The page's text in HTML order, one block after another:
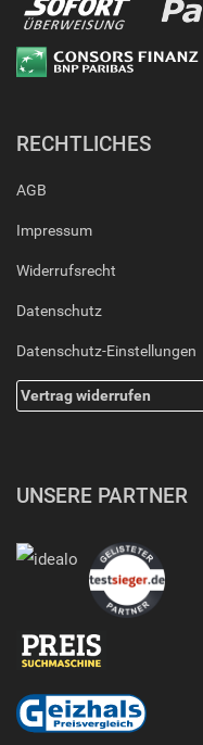
RECHTLICHES
AGB
Impressum
Widerrufsrecht
Datenschutz
Datenschutz-Einstellungen
Vertrag widerrufen
UNSERE PARTNER